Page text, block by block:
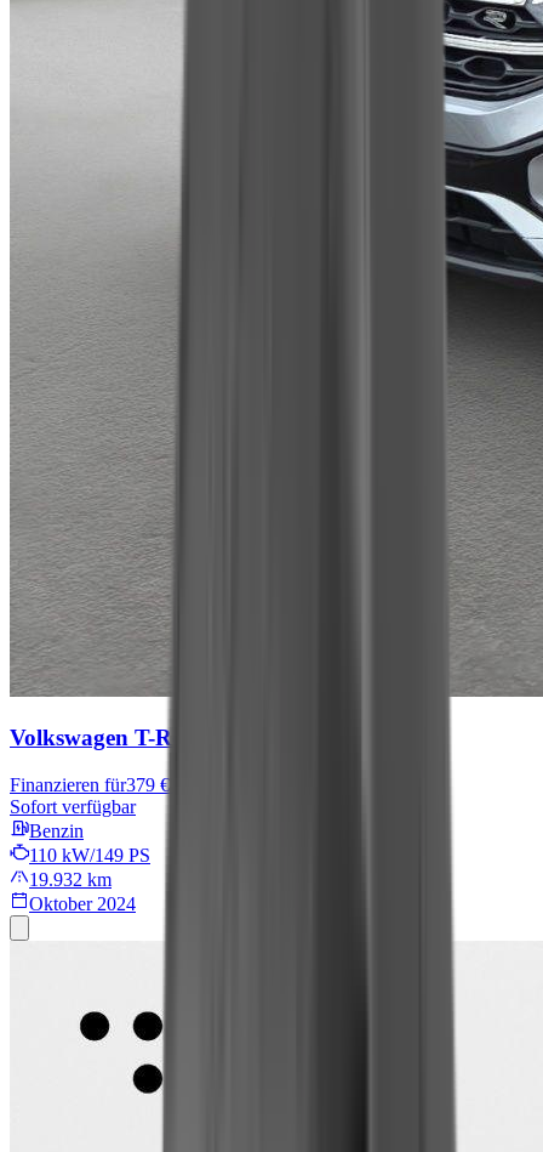
Volkswagen T-Roc
Finanzieren für379 € mtl.
Sofort verfügbar
Benzin
110 kW/149 PS
19.932 km
Oktober 2024